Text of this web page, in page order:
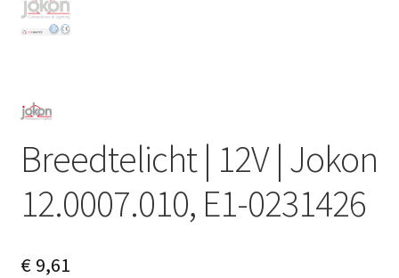
Breedtelicht | 12V | Jokon
12.0007.010, E1-0231426
€9,61